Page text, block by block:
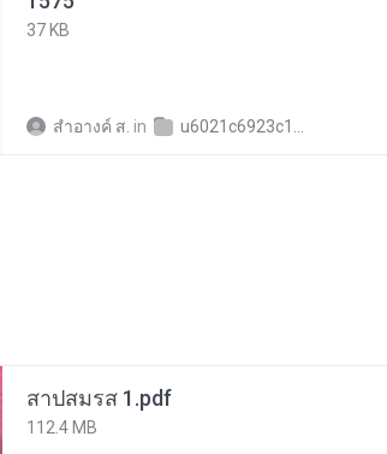
37 KB
สำอางค์ ส. in u6021c6923c12b1a3997316c017914a48
สาปสมรส 1.pdf
112.4 MB